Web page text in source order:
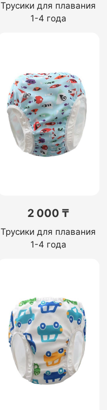
Трусики для плавания
1-4 года
2 000 ₸
Трусики для плавания
1-4 года